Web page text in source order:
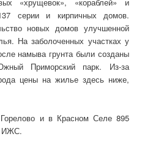
серии и кирпичных домов.
новых домов улучшенной
На заболоченных участках у
намыва грунта были созданы
Приморский парк. Из-за
цены на жилье здесь ниже,
и в Красном Селе 895
ИЖС.